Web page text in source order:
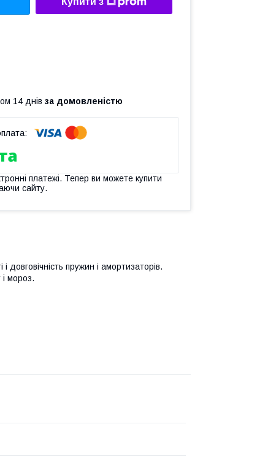
14 днів за домовленістю
платежі. Тепер ви можете купити
сайту.
пружин і амортизаторів.
мороз.